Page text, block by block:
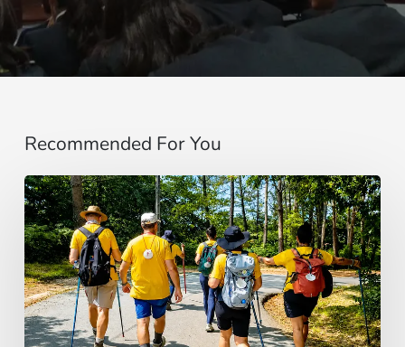
Recommended For You
“Estoy
contigo”
:
De
Brasil
a